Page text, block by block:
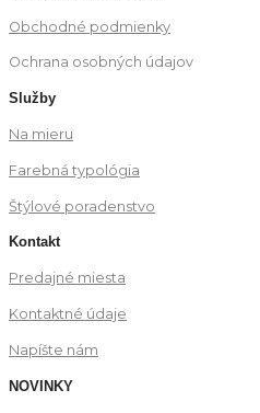
Obchodné podmienky
Ochrana osobných údajov
Služby
Na mieru
Farebná typológia
Štýlové poradenstvo
Kontakt
Predajné miesta
Kontaktné údaje
Napíšte nám
NOVINKY